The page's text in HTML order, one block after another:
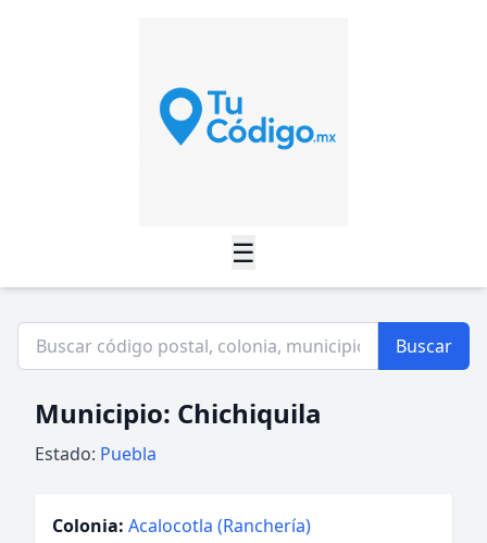
☰
Buscar
Municipio: Chichiquila
Estado: Puebla
Colonia: Acalocotla (Ranchería)